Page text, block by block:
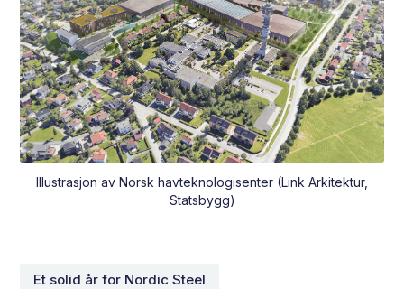
Illustrasjon av Norsk havteknologisenter (Link Arkitektur,
Statsbygg)
Et solid år for Nordic Steel